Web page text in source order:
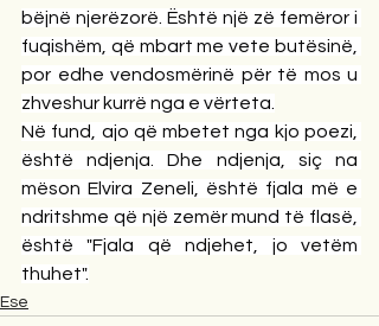
bëjnë njerëzorë. Është një zë femëror i
fuqishëm, që mbart me vete butësinë,
por edhe vendosmërinë për të mos u
zhveshur kurrë nga e vërteta.
Në fund, ajo që mbetet nga kjo poezi,
është ndjenja. Dhe ndjenja, siç na
mëson Elvira Zeneli, është fjala më e
ndritshme që një zemër mund të flasë,
është "Fjala që ndjehet, jo vetëm
thuhet".
Ese